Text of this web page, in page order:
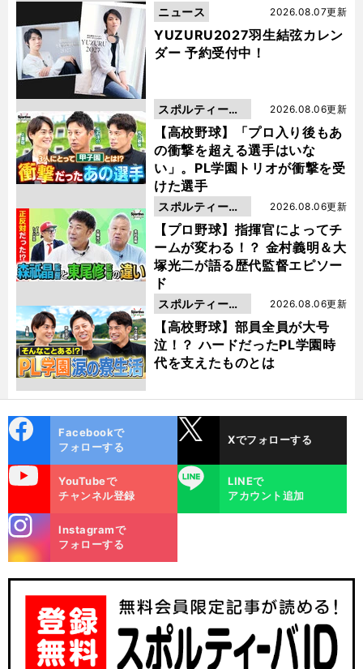
YUZURU2027羽生結弦カレン
ダー 予約受付中！
2026.08.07更新
ニュース
【高校野球】「プロ入り後もあ
の衝撃を超える選手はいな
い」。PL学園トリオが衝撃を受
けた選手
2026.08.06更新
スポルティーバ
動画
【プロ野球】指揮官によってチ
ームが変わる！？ 金村義明＆大
塚光二が語る歴代監督エピソー
ド
2026.08.06更新
スポルティーバ
動画
【高校野球】部員全員が大号
泣！？ ハードだったPL学園時
代を支えたものとは
2026.08.06更新
スポルティーバ
動画
ok
Facebookで
フォローする
Xでフォローする
YouTubeで
チャンネル登録
LINE
LINEで
アカウント追加
m
Instagramで
フォローする